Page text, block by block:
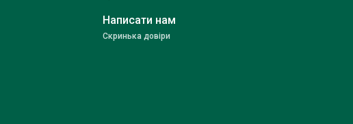
Написати нам
Скринька довіри